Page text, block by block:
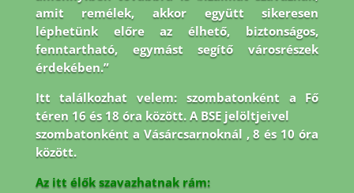
amit remélek, akkor együttsikeresen
léphetünk előre az élhető, biztonságos,
fenntartható, egymást segítő városrészek
érdekében.”
Itt találkozhat velem: szombatonként a Fő
téren 16 és 18 óra között. A BSE jelöltjeivel
szombatonként a Vásárcsarnoknál , 8 és 10 óra
között.
Az itt élők szavazhatnak rám: